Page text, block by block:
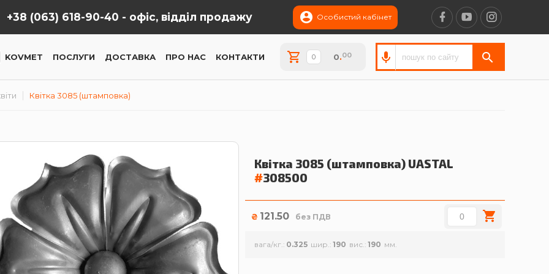
+38 (063) 618-90-40 - офіс, відділ продажу Особистий кабінет
KOVMET ПОСЛУГИ ДОСТАВКА ПРО НАС КОНТАКТИ 0.00
Квітка 3085 (штамповка)
Квітка 3085 (штамповка) UASTAL
#308500
₴ 121.50 без ПДВ
вага/кг. 0.325 шир. 190 вис. 190